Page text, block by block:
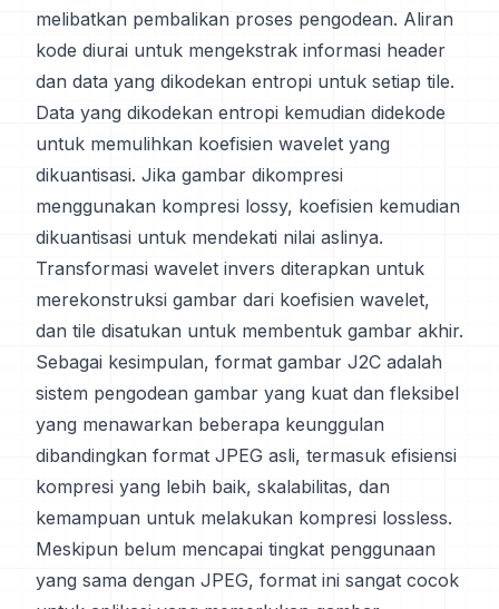
melibatkan pembalikan proses pengodean. Aliran
kode diurai untuk mengekstrak informasi header
dan data yang dikodekan entropi untuk setiap tile.
Data yang dikodekan entropi kemudian didekode
untuk memulihkan koefisien wavelet yang
dikuantisasi. Jika gambar dikompresi
menggunakan kompresi lossy, koefisien kemudian
dikuantisasi untuk mendekati nilai aslinya.
Transformasi wavelet invers diterapkan untuk
merekonstruksi gambar dari koefisien wavelet,
dan tile disatukan untuk membentuk gambar akhir.
Sebagai kesimpulan, format gambar J2C adalah
sistem pengodean gambar yang kuat dan fleksibel
yang menawarkan beberapa keunggulan
dibandingkan format JPEG asli, termasuk efisiensi
kompresi yang lebih baik, skalabilitas, dan
kemampuan untuk melakukan kompresi lossless.
Meskipun belum mencapai tingkat penggunaan
yang sama dengan JPEG, format ini sangat cocok